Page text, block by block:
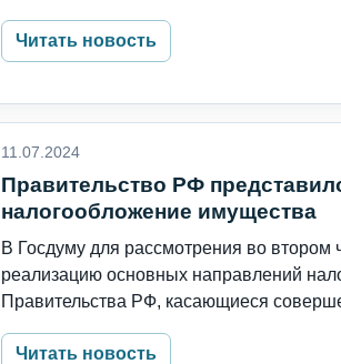
Читать новость
11.07.2024
Правительство РФ
налогообложение имущества
В Госдуму для рассмотрения во втором
реализацию основных направлений
Правительства РФ, касающиеся
Читать новость